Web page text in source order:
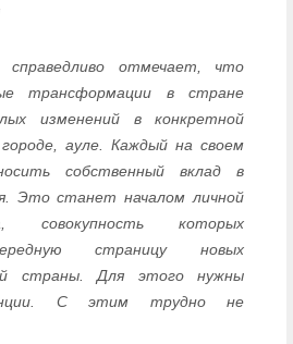
отмечает, что
трансформации в стране
изменений в конкретной
ауле. Каждый на своем
собственный вклад в
Это станет началом личной
совокупность которых
страницу новых
страны. Для этого нужны
С этим трудно не